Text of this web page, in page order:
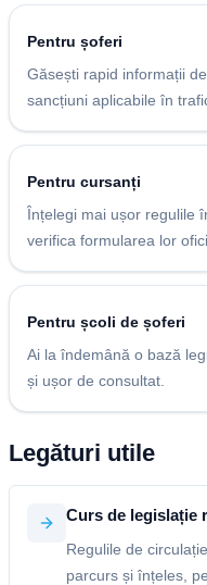
Pentru șoferi
Găsești rapid informații
sancțiuni aplicabile în
Pentru cursanți
Înțelegi mai ușor regulile
verifica formularea lor
Pentru școli de șoferi
Ai la îndemână o bază
și ușor de consultat.
Legături utile
Curs de legislație
Regulile de
parcurs și înțeles,